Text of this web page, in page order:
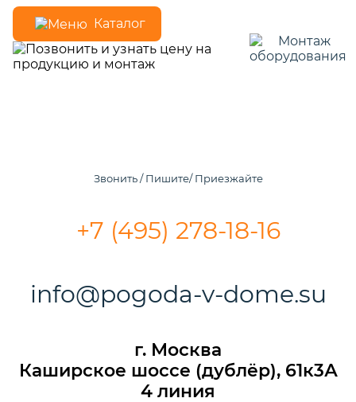
Каталог
Звонить / Пишите/ Приезжайте
+7 (495) 278-18-16
info@pogoda-v-dome.su
г. Москва
Каширское шоссе (дублёр), 61к3А
4 линия